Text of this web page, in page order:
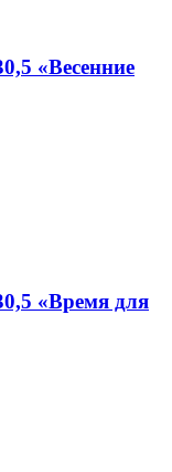
«Весенние
«Время для